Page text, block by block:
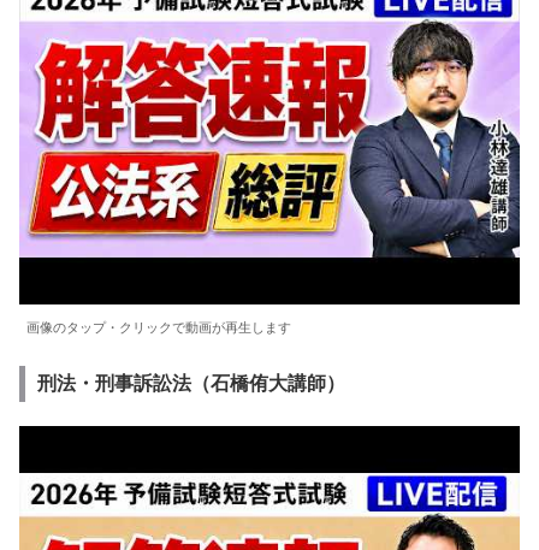
画像のタップ・クリックで動画が再生します
刑法・刑事訴訟法（石橋侑大講師）